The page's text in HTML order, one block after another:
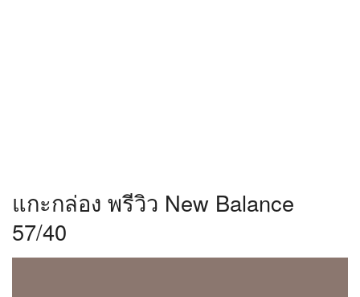
แกะกล่อง พรีวิว New Balance
57/40